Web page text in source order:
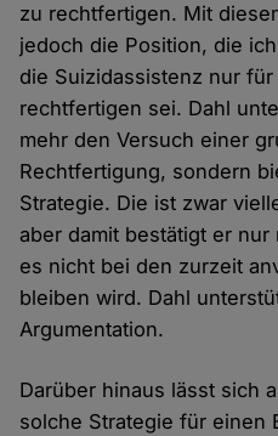
zu rechtfertigen. Mit
jedoch die Position, die
die Suizidassistenz nur
rechtfertigen sei. Dahl
mehr den Versuch einer
Rechtfertigung, sondern
Strategie. Die ist zwar
aber damit bestätigt er nur
es nicht bei den zurzeit
bleiben wird. Dahl
Argumentation.
Darüber hinaus lässt sich
solche Strategie für einen